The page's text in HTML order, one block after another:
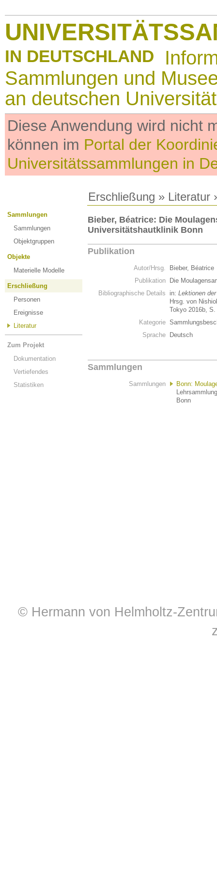
IN DEUTSCHLAND
Sammlungen und
an deutschen
Diese Anwendung wird nicht
können im Portal der
Universitätssammlungen in
Erschließung » Literatur
Sammlungen
Sammlungen
Objektgruppen
Objekte
Materielle Modelle
Erschließung
Personen
Ereignisse
Literatur
Zum Projekt
Dokumentation
Vertiefendes
Statistiken
Bieber, Béatrice: Die
Universitätshautklinik Bonn
Publikation
Autor/Hrsg.
Bieber, Béatrice
Publikation
Die
Bibliographische Details
in: Lektionen
Hrsg. von
Tokyo 2016b,
Kategorie
Sprache
Deutsch
Sammlungen
Sammlungen
Bonn:
Bonn
© Hermann von Helmholtz-